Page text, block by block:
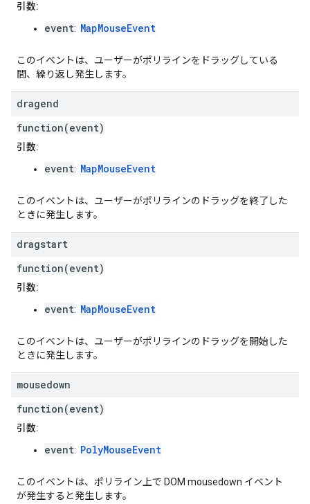
引数:
event: MapMouseEvent
このイベントは、ユーザーがポリラインをドラッグしている
間、繰り返し発生します。
dragend
function(event)
引数:
event: MapMouseEvent
このイベントは、ユーザーがポリラインのドラッグを終了した
ときに発生します。
dragstart
function(event)
引数:
event: MapMouseEvent
このイベントは、ユーザーがポリラインのドラッグを開始した
ときに発生します。
mousedown
function(event)
引数:
event: PolyMouseEvent
このイベントは、ポリライン上で DOM mousedown イベント
が発生すると発生します。